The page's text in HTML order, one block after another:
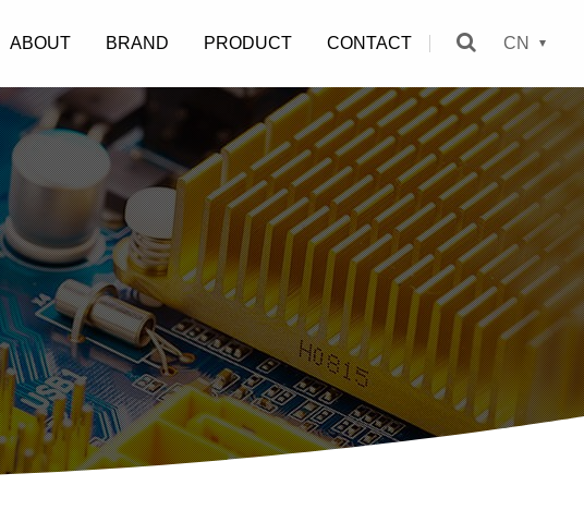
翰
ABOUT BRAND PRODUCT CONTACT CN